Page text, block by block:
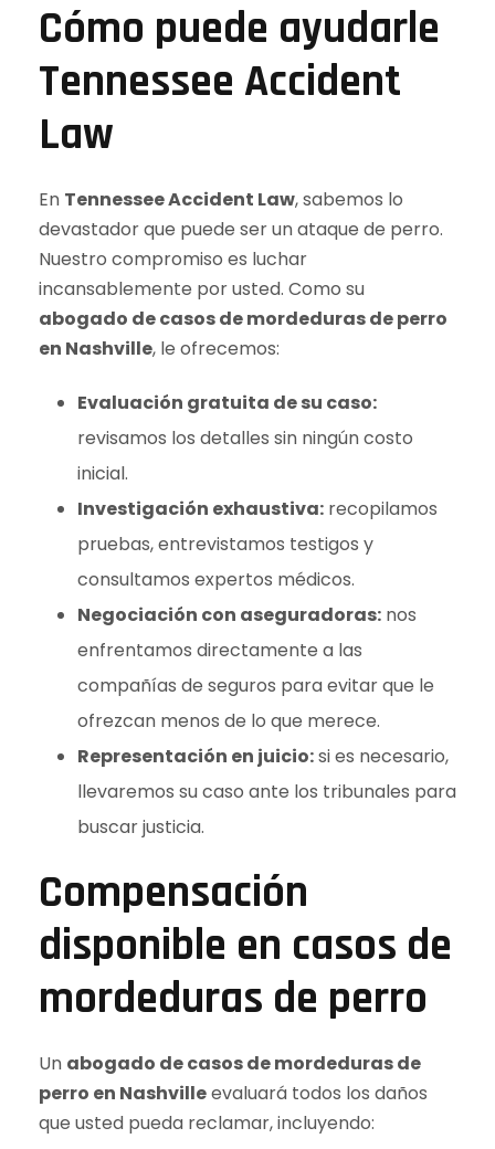
Cómo puede ayudarle
Tennessee Accident
Law
En Tennessee Accident Law, sabemos lo
devastador que puede ser un ataque de perro.
Nuestro compromiso es luchar
incansablemente por usted. Como su
abogado de casos de mordeduras de perro
en Nashville, le ofrecemos:
Evaluación gratuita de su caso:
revisamos los detalles sin ningún costo
inicial.
Investigación exhaustiva: recopilamos
pruebas, entrevistamos testigos y
consultamos expertos médicos.
Negociación con aseguradoras: nos
enfrentamos directamente a las
compañías de seguros para evitar que le
ofrezcan menos de lo que merece.
Representación en juicio:si es necesario,
llevaremos su caso ante los tribunales para
buscar justicia.
Compensación
disponible en casos de
mordeduras de perro
Un abogado de casos de mordeduras de
perro en Nashvilleevaluará todos los daños
que usted pueda reclamar, incluyendo: